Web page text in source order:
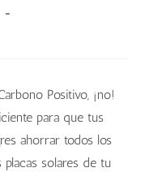
Positivo, ¡no!
para que tus
ahorrar todos los
placas solares de tu